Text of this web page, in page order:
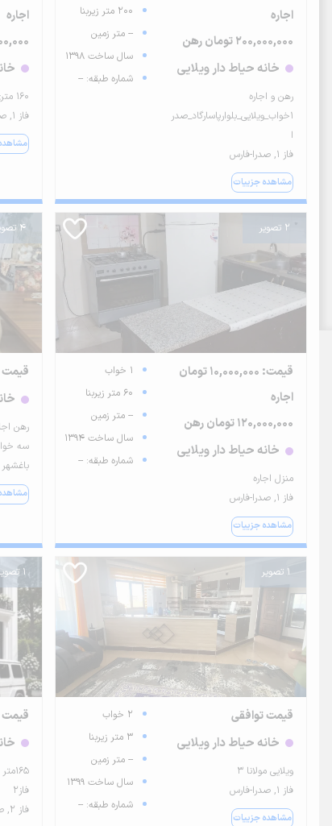
اجاره
200,000,000 تومان رهن
خانه حیاط دار ویلایی
رهن و اجاره
۱خواب_ویلایی_بلوارپاسارگاد_صدر
ا
فاز ۱, صدرا-فارس
مشاهده جزییات
200 متر زیربنا
-- متر زمین
سال ساخت 1398
شماره طبقه: --
اجاره
۱۶۰ متری ۳ خواب ویلایی فاز ۲
فاز ۱, صدرا-فارس
2 تصویر
قیمت: 10,000,000 تومان
اجاره
120,000,000 تومان رهن
خانه حیاط دار ویلایی
منزل اجاره
فاز ۱, صدرا-فارس
مشاهده جزییات
1 خواب
60 متر زیربنا
-- متر زمین
سال ساخت 1394
شماره طبقه: --
4 تصویر
قیمت
رهن
سه
1 تصویر
قیمت توافقی
خانه حیاط دار ویلایی
ویلایی مولانا ۳
فاز ۱, صدرا-فارس
مشاهده جزییات
2 خواب
3 متر زیربنا
-- متر زمین
سال ساخت 1399
شماره طبقه: --
1 تصویر
قیمت
فاز۲
فاز ۲, صدرا-فارس